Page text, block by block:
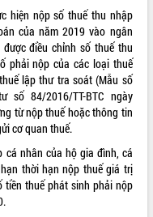
hiện nộp số thuế thu nhập
của năm 2019 vào ngân
điều chỉnh số thuế thu
phải nộp của các loại thuế
lập thư tra soát (Mẫu số
số 84/2016/TT-BTC ngày
từ nộp thuế hoặc thông tin
cơ quan thuế.
nhân của hộ gia đình, cá
thời hạn nộp thuế giá trị
tiền thuế phát sinh phải nộp